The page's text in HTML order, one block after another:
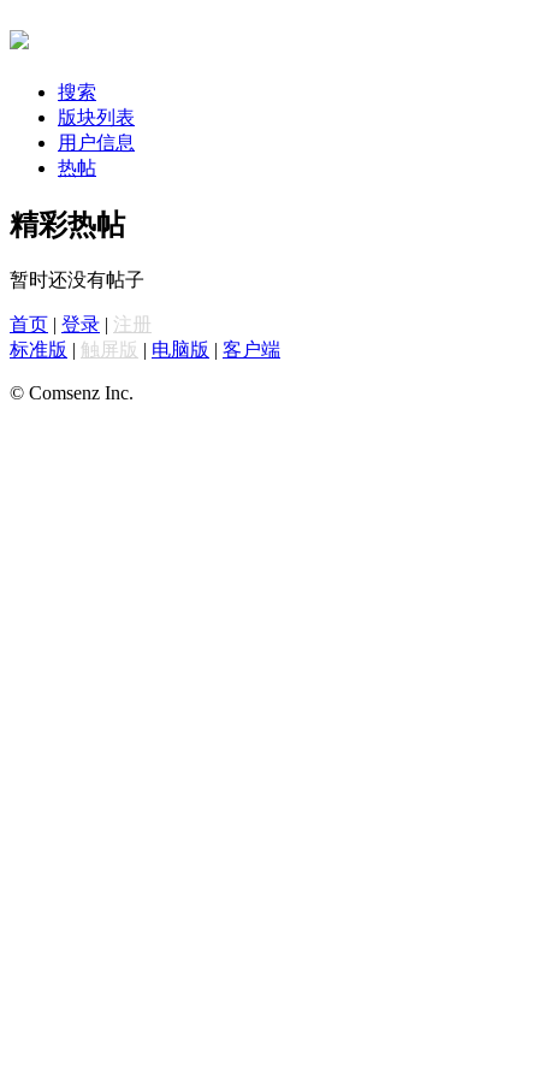
搜索
版块列表
用户信息
热帖
精彩热帖
暂时还没有帖子
首页 | 登录 | 注册
标准版 | 触屏版 | 电脑版 | 客户端
© Comsenz Inc.